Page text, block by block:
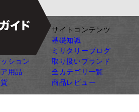
リ
ション
用品
サイトコンテンツ
基礎知識
ミリタリーブログ
取り扱いブランド
全カテゴリ一覧
商品レビュー